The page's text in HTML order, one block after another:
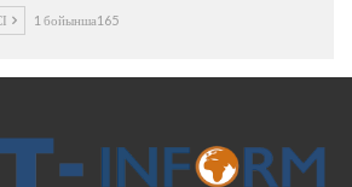
1 бойынша165